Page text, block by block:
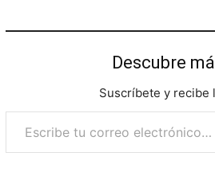
Descubre
Suscríbete y recibe
Escribe tu correo electrónico…